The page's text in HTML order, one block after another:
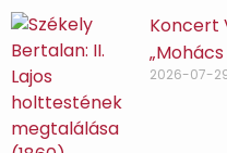
Koncert
2026-07-